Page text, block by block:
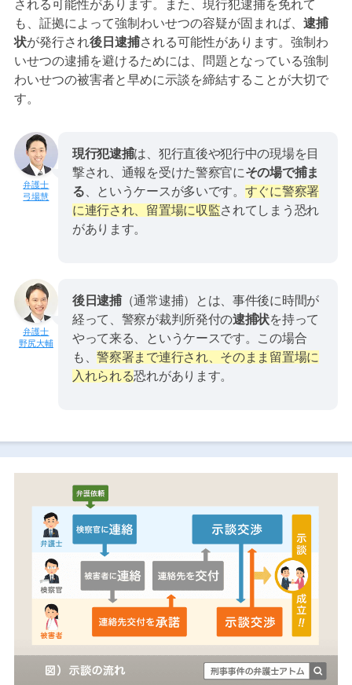
される可能性があります。また、現行犯逮捕を免れて
も、証拠によって強制わいせつの容疑が固まれば、 逮捕
状が発行され後日逮捕される可能性があります。強制わ
いせつの逮捕を避けるためには、問題となっている強制
わいせつの被害者と早めに示談を締結することが大切で
す。
弓場慧
現行犯逮捕は、犯行直後や犯行中の現場を目
撃され、通報を受けた警察官にその場で捕ま
る 、というケースが多いです。 すぐに警察署
に連行され、留置場に収監されてしまう恐れ
があります。
野尻大輔
後日逮捕（通常逮捕）とは、事件後に時間が
経って、警察が裁判所発付の逮捕状を持って
やって来る、というケースです。この場合
も、警察署まで連行され、そのまま留置場に
入れられる恐れがあります。